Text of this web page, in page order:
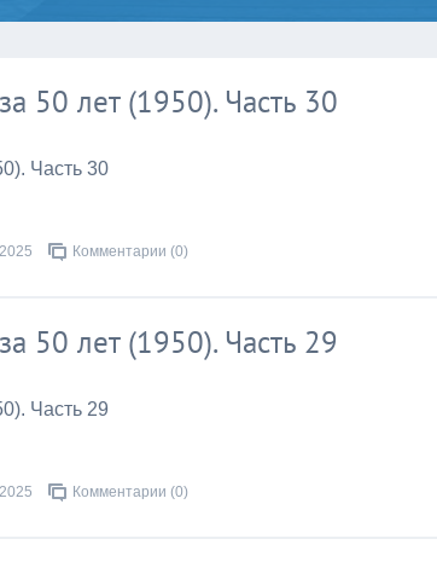
50 лет (1950). Часть 30
Часть 30
Комментарии (0)
50 лет (1950). Часть 29
Часть 29
Комментарии (0)